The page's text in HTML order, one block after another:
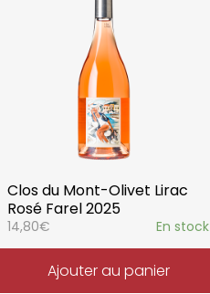
Clos du Mont-Olivet Lirac
Rosé Farel 2025
14,80€ En stock
Ajouter au panier